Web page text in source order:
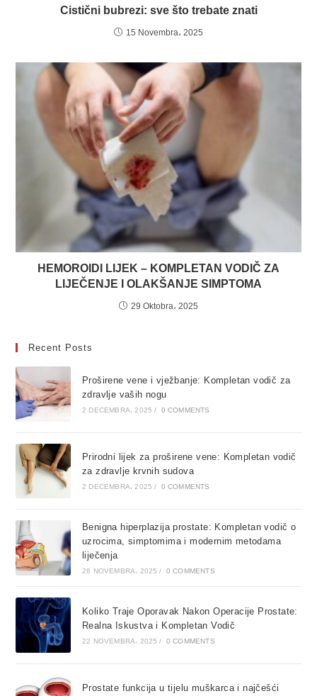
Cistični bubrezi: sve što trebate znati
15 Novembra، 2025
HEMOROIDI LIJEK – KOMPLETAN VODIČ ZA
LIJEČENJE I OLAKŠANJE SIMPTOMA
29 Oktobra، 2025
Recent Posts
Proširene vene i vježbanje: Kompletan vodič za
zdravlje vaših nogu
2 DECEMBRA، 2025 / 0 COMMENTS
Prirodni lijek za proširene vene: Kompletan vodič
za zdravlje krvnih sudova
2 DECEMBRA، 2025 / 0 COMMENTS
Benigna hiperplazija prostate: Kompletan vodič o
uzrocima, simptomima i modernim metodama
liječenja
28 NOVEMBRA، 2025 / 0 COMMENTS
Koliko Traje Oporavak Nakon Operacije Prostate:
Realna Iskustva i Kompletan Vodič
22 NOVEMBRA، 2025 / 0 COMMENTS
Prostate funkcija u tijelu muškarca i najčešći